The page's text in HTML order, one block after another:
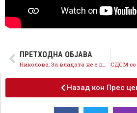
ПРЕТХОДНА ОБЈАВА
Назад кон Прес